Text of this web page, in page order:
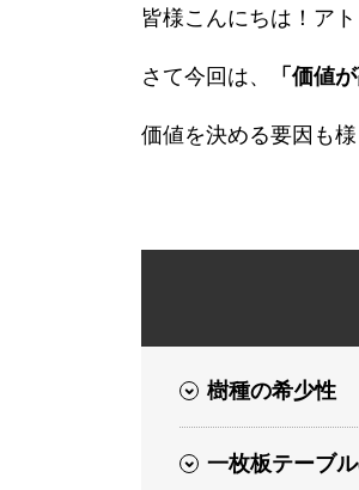
皆様こんにちは！アト
さて今回は、 「価値
価値を決める要因も
樹種の希少性
一枚板テーブ